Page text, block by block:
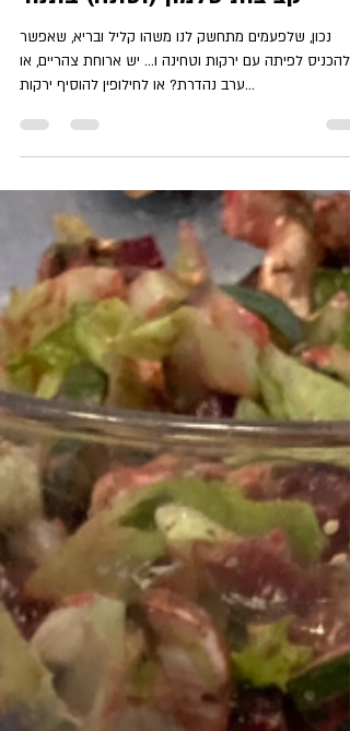
Jan 24, 2024
1 min read
קציצות סלמון (וטונה) בתנור
נכון, שלפעמים מתחשק לנו משהו קליל ובריא, שאפשר
להכניס לפיתה עם ירקות וטחינה ו... יש ארוחת צהריים, או